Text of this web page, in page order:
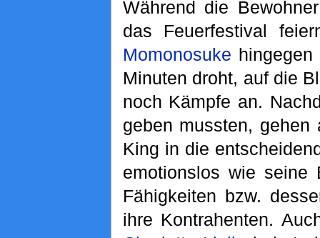
Während die
das Feuerfestival
Momonosuke
Minuten droht, auf die
noch Kämpfe an.
geben mussten,
King in die
emotionslos wie seine
Fähigkeiten bzw.
ihre Kontrahenten.